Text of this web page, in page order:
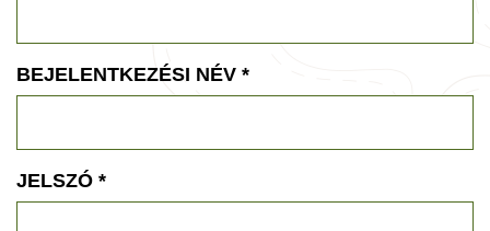
BEJELENTKEZÉSI NÉV *
JELSZÓ *